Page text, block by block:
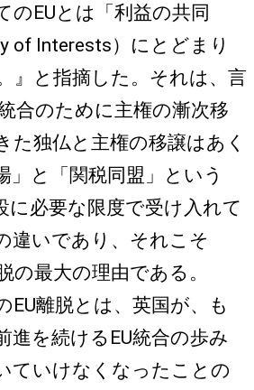
のEUとは「利益の共同
of Interests）にとどまり
』と指摘した。それは、言
合のために主権の漸次移
た独仏と主権の移譲はあく
」と「関税同盟」という
に必要な限度で受け入れて
違いであり、それこそ
の最大の理由である。
離脱とは、英国が、も
進を続けるEU統合の歩み
ていけなくなったことの